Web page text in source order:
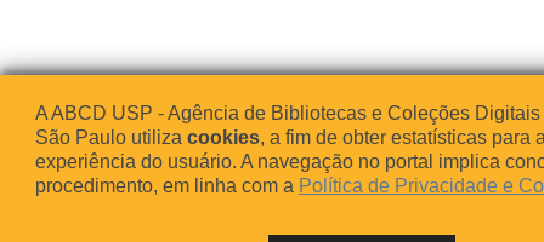
A ABCD USP - Agência de Bibliotecas e Coleções
São Paulo utiliza cookies, a fim de obter estatísticas para
experiência do usuário. A navegação no portal implica
procedimento, em linha com a Política de Privacidade e